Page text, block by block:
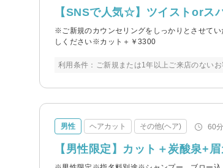
【SNSで人気☆】ツイストorス
※ご新規のカウンセリングをしっかりとさせて
しください※カット＋￥3300
利用条件：ご新規または1年以上ご来店のない
男性 ヘアカット その他(ヘア) 60分
【男性限定】カット＋炭酸泉